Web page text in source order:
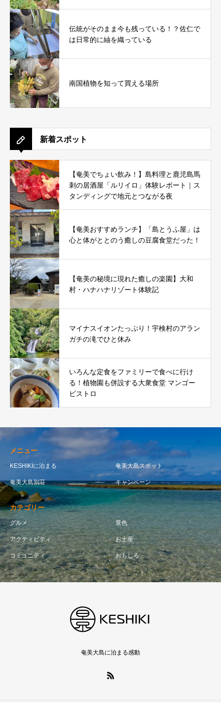
伝統がそのまま今も残っている！？佐仁で
は日常的に紬を織っている
南国植物を知って買える場所
新着スポット
【奄美でちょい飲み！】島料理と鹿児島馬
刺の居酒屋「ルリイロ」体験レポート｜ス
タンディングで地元とつながる夜
【奄美おすすめランチ】「島とうふ屋」は
心と体がととのう癒しの豆腐食堂だった！
【奄美の秘境に現れた癒しの楽園】大和
村・ハナハナリゾート体験記
マイナスイオンたっぷり！宇検村のアラン
ガチの滝でひと休み
いろんな定食をファミリーで食べに行け
る！植物園も併設する大衆食堂 マンゴー
ビストロ
メニュー
KESHIKIに泊まる 奄美大島スポット
奄美大島別荘 キャンペーン
カテゴリー
グルメ 景色
アクティビティ お土産
コミュニティ おもしろ
奄美大島に泊まる感動